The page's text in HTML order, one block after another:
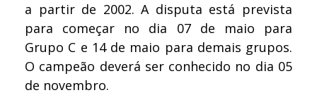
a partir de 2002. A disputa está prevista
para começar no dia 07 de maio para
Grupo C e 14 de maio para demais grupos.
O campeão deverá ser conhecido no dia 05
de novembro.